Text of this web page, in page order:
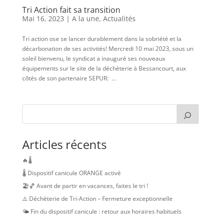
Tri Action fait sa transition
Mai 16, 2023 | A la une, Actualités
Tri action ose se lancer durablement dans la sobriété et la
décarbonation de ses activités! Mercredi 10 mai 2023, sous un
soleil bienvenu, le syndicat a inauguré ses nouveaux
équipements sur le site de la déchèterie à Bessancourt, aux
côtés de son partenaire SEPUR: ...
Articles récents
🔥🌡️
🌡️ Dispositif canicule ORANGE activé
🏖️🏀 Avant de partir en vacances, faites le tri !
⚠️ Déchèterie de Tri-Action – Fermeture exceptionnelle
🌤️ Fin du dispositif canicule : retour aux horaires habituels